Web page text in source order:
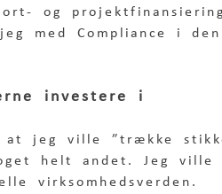
og
med Compliance i
investere i
jeg ville ”trække
helt andet. Jeg ville
virksomhedsverden.